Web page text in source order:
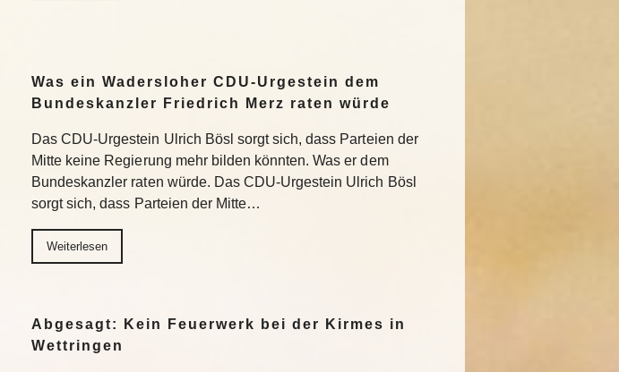
Was ein Wadersloher CDU-Urgestein dem
Bundeskanzler Friedrich Merz raten würde
Das CDU-Urgestein Ulrich Bösl sorgt sich, dass Parteien der
Mitte keine Regierung mehr bilden könnten. Was er dem
Bundeskanzler raten würde. Das CDU-Urgestein Ulrich Bösl
sorgt sich, dass Parteien der Mitte…
Weiterlesen
Abgesagt: Kein Feuerwerk bei der Kirmes in
Wettringen